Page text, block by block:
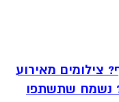
צילומים מאירוע
נשמח שתשתפו